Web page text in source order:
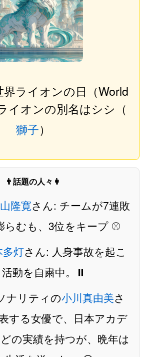
ライオンの日（World
イオンの別名はシシ（
獅子）
👨話題の人々👩
隆寛さん: チームが7連敗
らむも、3位をキープ ⚾️
多灯さん: 人身事故を起こ
活動を自粛中。⏸️
ナリティの小川真由美さ
する女優で、日本アカデ
の実績を持つが、晩年は